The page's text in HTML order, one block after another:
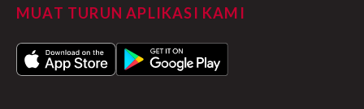
MUAT TURUN APLIKASI KAMI